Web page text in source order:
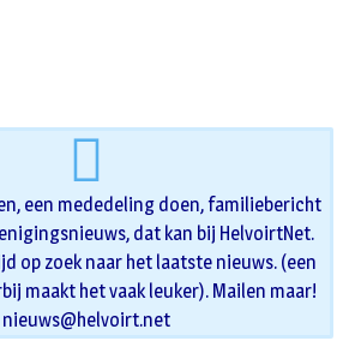
een mededeling doen, familiebericht
dat kan bij HelvoirtNet.
op zoek naar het laatste nieuws. (een
maakt het vaak leuker). Mailen maar!
nieuws@helvoirt.net